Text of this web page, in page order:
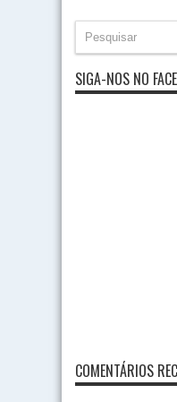
SIGA-NOS NO
COMENTÁRIOS